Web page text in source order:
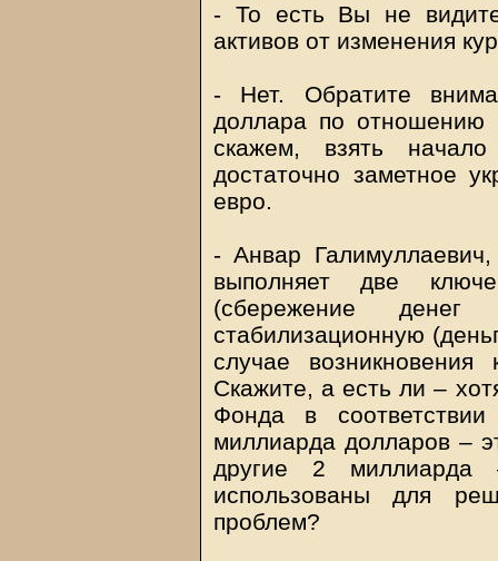
- То есть Вы не видите
активов от изменения
- Нет. Обратите
доллара по отношению
скажем, взять
достаточно заметное
евро.
- Анвар
выполняет две
(сбережение
стабилизационную
случае возникновения
Скажите, а есть ли –
Фонда в
миллиарда долларов –
другие 2 миллиарда
использованы для
проблем?